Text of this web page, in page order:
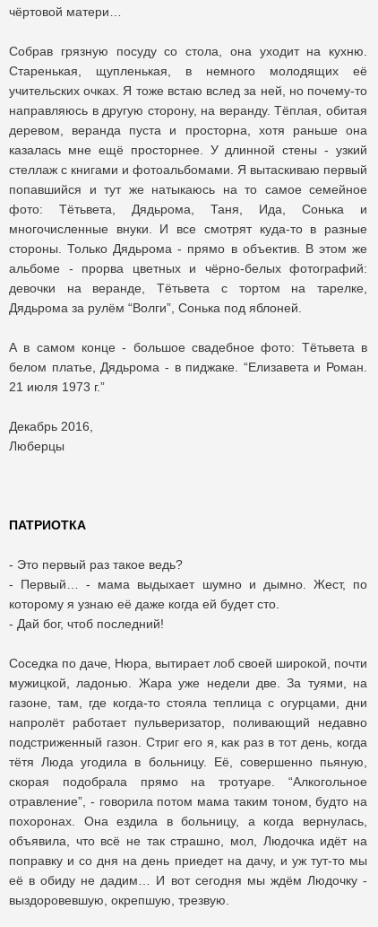
чёртовой матери…
Собрав грязную посуду со стола, она уходит на кухню.
Старенькая, щупленькая, в немного молодящих её
учительских очках. Я тоже встаю вслед за ней, но почему-то
направляюсь в другую сторону, на веранду. Тёплая, обитая
деревом, веранда пуста и просторна, хотя раньше она
казалась мне ещё просторнее. У длинной стены - узкий
стеллаж с книгами и фотоальбомами. Я вытаскиваю первый
попавшийся и тут же натыкаюсь на то самое семейное
фото: Тётьвета, Дядьрома, Таня, Ида, Сонька и
многочисленные внуки. И все смотрят куда-то в разные
стороны. Только Дядьрома - прямо в объектив. В этом же
альбоме - прорва цветных и чёрно-белых фотографий:
девочки на веранде, Тётьвета с тортом на тарелке,
Дядьрома за рулём “Волги”, Сонька под яблоней.
А в самом конце - большое свадебное фото: Тётьвета в
белом платье, Дядьрома - в пиджаке. “Елизавета и Роман.
21 июля 1973 г.”
Декабрь 2016,
Люберцы
ПАТРИОТКА
- Это первый раз такое ведь?
- Первый… - мама выдыхает шумно и дымно. Жест, по
которому я узнаю её даже когда ей будет сто.
- Дай бог, чтоб последний!
Соседка по даче, Нюра, вытирает лоб своей широкой, почти
мужицкой, ладонью. Жара уже недели две. За туями, на
газоне, там, где когда-то стояла теплица с огурцами, дни
напролёт работает пульверизатор, поливающий недавно
подстриженный газон. Стриг его я, как раз в тот день, когда
тётя Люда угодила в больницу. Её, совершенно пьяную,
скорая подобрала прямо на тротуаре. “Алкогольное
отравление”, - говорила потом мама таким тоном, будто на
похоронах. Она ездила в больницу, а когда вернулась,
объявила, что всё не так страшно, мол, Людочка идёт на
поправку и со дня на день приедет на дачу, и уж тут-то мы
её в обиду не дадим… И вот сегодня мы ждём Людочку -
выздоровевшую, окрепшую, трезвую.